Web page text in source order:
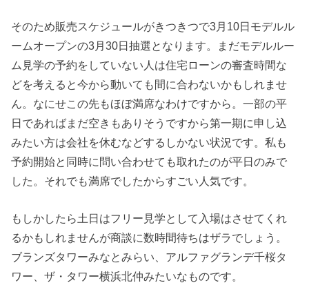
そのため販売スケジュールがきつきつで3月10日モデルル
ームオープンの3月30日抽選となります。まだモデルルー
ム見学の予約をしていない人は住宅ローンの審査時間な
どを考えると今から動いても間に合わないかもしれませ
ん。なにせこの先もほぼ満席なわけですから。一部の平
日であればまだ空きもありそうですから第一期に申し込
みたい方は会社を休むなどするしかない状況です。私も
予約開始と同時に問い合わせても取れたのが平日のみで
した。それでも満席でしたからすごい人気です。
もしかしたら土日はフリー見学として入場はさせてくれ
るかもしれませんが商談に数時間待ちはザラでしょう。
ブランズタワーみなとみらい、アルファグランデ千桜タ
ワー、ザ・タワー横浜北仲みたいなものです。